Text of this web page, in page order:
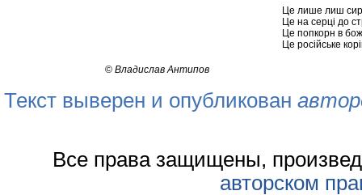
Це лише лиш
Це на серці до
Це попкорн в
Це російське
© Владислав Антипов
Текст выверен и опубликован
Все права защищены,
авторском